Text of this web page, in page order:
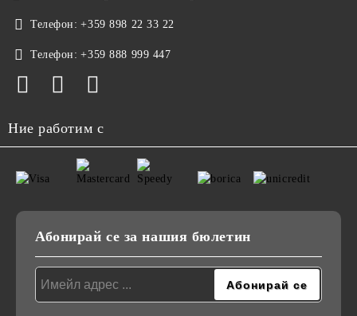
Телефон: +359 898 22 33 22
Телефон: +359 888 999 447
Ние работим с
Абонирай се за нашия бюлетин